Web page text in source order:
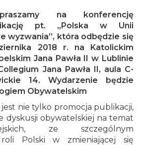
na konferencję
pt. „Polska w Unii
wyzwania”, która odbędzie się
2018 r. na Katolickim
Jana Pawła II w Lublinie
Jana Pawła II, aula C-
14. Wydarzenie będzie
Obywatelskim
nie tylko promocja publikacji,
dyskusji obywatelskiej na temat
ze szczególnym
Polski w zmieniającej się